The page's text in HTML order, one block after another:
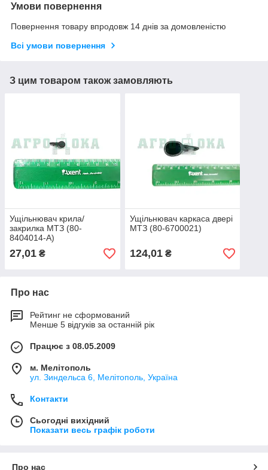
Умови повернення
Повернення товару впродовж 14 днів за домовленістю
Всі умови повернення
З цим товаром також замовляють
Ущільнювач крила/
закрилка МТЗ (80-
8404014-А)
27,01 ₴
Ущільнювач каркаса двері
МТЗ (80-6700021)
124,01₴
Про нас
Рейтинг не сформований
Менше 5 відгуків за останній рік
Працює з 08.05.2009
м. Мелітополь
ул. Зиндельса 6, Мелітополь, Україна
Контакти
Сьогодні вихідний
Показати весь графік роботи
Про нас